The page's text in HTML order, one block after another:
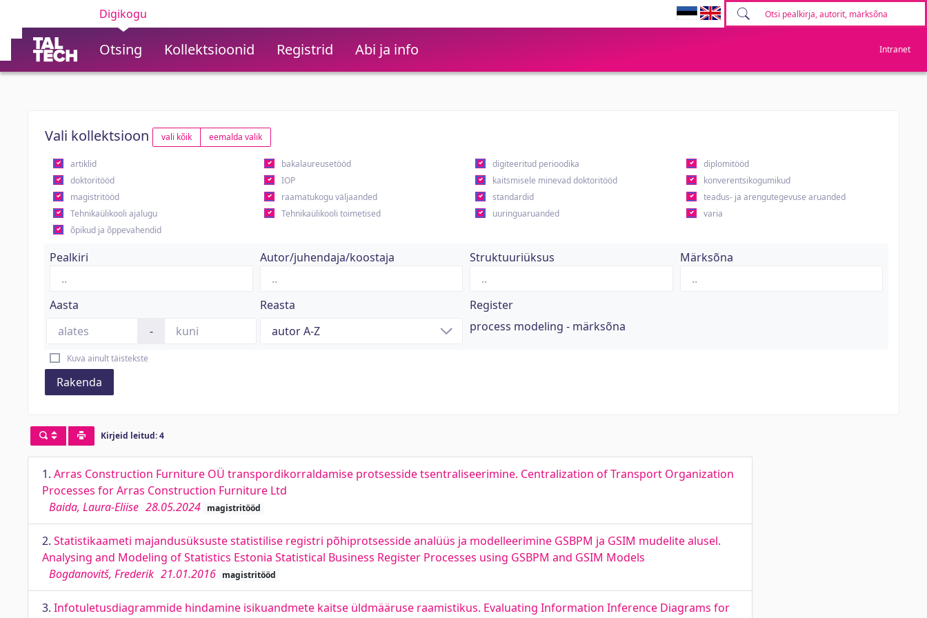
Digikogu
Otsing Kollektsioonid Registrid Abi ja info Intranet
Vali kollektsioon vali kõik eemalda valik
artiklid bakalaureusetööd digiteeritud perioodika
diplomitööd
doktoritööd
IOP kaitsmisele minevad doktoritööd
konverentsikogumikud
magistritööd
raamatukogu väljaanded standardid
teadus- ja arengutegevuse aruanded
Tehnikaülikooli ajalugu
Tehnikaülikooli toimetised uuringuaruanded
varia
õpikud ja õppevahendid
Pealkiri Autor/juhendaja/koostaja Struktuuriüksus Märksõna
Aasta
-
Reasta
Register
process modeling - märksõna
Kuva ainult täistekste
Rakenda
Kirjeid leitud: 4
1. Arras Construction Furniture OÜ transpordikorraldamise protsesside tsentraliseerimine. Centralization of Transport Organization
Processes for Arras Construction Furniture Ltd
Baida, Laura-Eliise 28.05.2024 magistritööd
2. Statistikaameti majandusüksuste statistilise registri põhiprotsesside analüüs ja modelleerimine GSBPM ja GSIM mudelite alusel.
Analysing and Modeling of Statistics Estonia Statistical Business Register Processes using GSBPM and GSIM Models
Bogdanovitš, Frederik 21.01.2016 magistritööd
3. Infotuletusdiagrammide hindamine isikuandmete kaitse üldmääruse raamistikus. Evaluating Information Inference Diagrams for